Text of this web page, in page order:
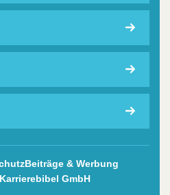
GmbH
Beiträge & Werbung